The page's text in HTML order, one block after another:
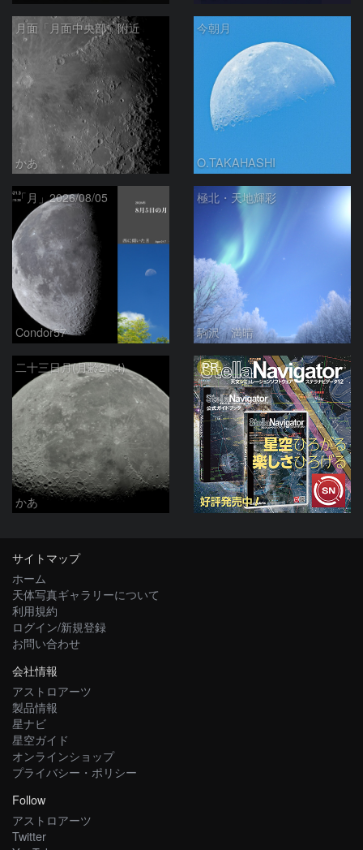
月面「月面中央部」附近
かあ
今朝月
O.TAKAHASHI
「月」2026/08/05
Condor57
極北・天地輝彩
駒沢 満晴
二十三日月(月齢21.4)
かあ
PR
サイトマップ
ホーム
天体写真ギャラリーについて
利用規約
ログイン/新規登録
お問い合わせ
会社情報
アストロアーツ
製品情報
星ナビ
星空ガイド
オンラインショップ
プライバシー・ポリシー
Follow
アストロアーツ
Twitter